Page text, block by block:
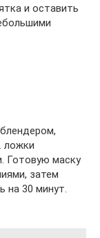
и оставить
ложки
Готовую маску
затем
на 30 минут.